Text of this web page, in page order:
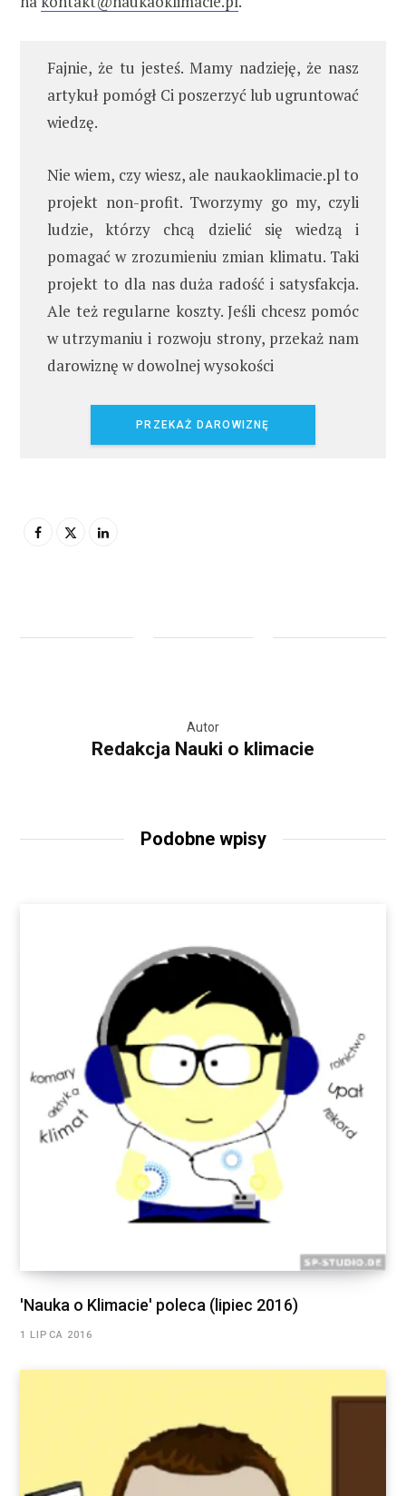
Fajnie, że tu jesteś. Mamy nadzieję, że nasz
artykuł pomógł Ci poszerzyć lub ugruntować
wiedzę.
Nie wiem, czy wiesz, ale naukaoklimacie.pl to
projekt non-profit. Tworzymy go my, czyli
ludzie, którzy chcą dzielić się wiedzą i
pomagać w zrozumieniu zmian klimatu. Taki
projekt to dla nas duża radość i satysfakcja.
Ale też regularne koszty. Jeśli chcesz pomóc
w utrzymaniu i rozwoju strony, przekaż nam
darowiznę w dowolnej wysokości
PRZEKAŻ DAROWIZNĘ
Autor
Redakcja Nauki o klimacie
Podobne wpisy
'Nauka o Klimacie' poleca (lipiec 2016)
1 LIPCA 2016